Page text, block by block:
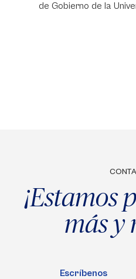
de Gobierno de la
¡Estamos
más y
Escríbenos